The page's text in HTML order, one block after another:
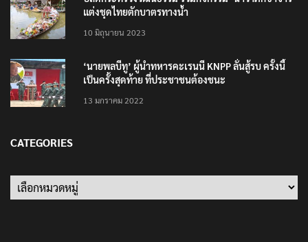
แต่งชุดไทยตักบาตรทางน้ำ
10 มิถุนายน 2023
‘นายพลบีทู’ ผู้นำทหารคะเรนนี KNPP ลั่นสู้รบ ครั้งนี้
เป็นครั้งสุดท้าย ที่ประชาชนต้องชนะ
13 มกราคม 2022
CATEGORIES
Categories